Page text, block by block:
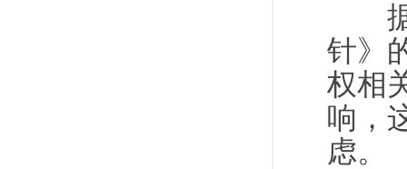
据
针》
权相
响，
虑。